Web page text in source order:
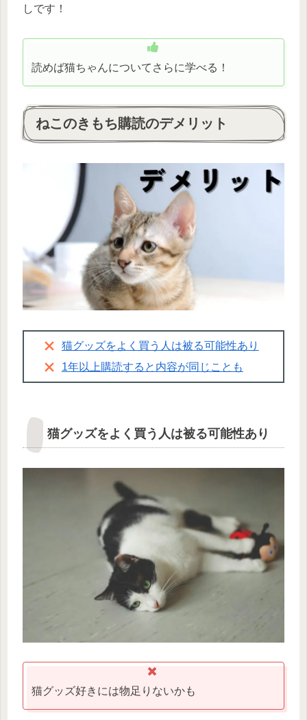
しです！
読めば猫ちゃんについてさらに学べる！
ねこのきもち購読のデメリット
猫グッズをよく買う人は被る可能性あり
1年以上購読すると内容が同じことも
猫グッズをよく買う人は被る可能性あり
猫グッズ好きには物足りないかも